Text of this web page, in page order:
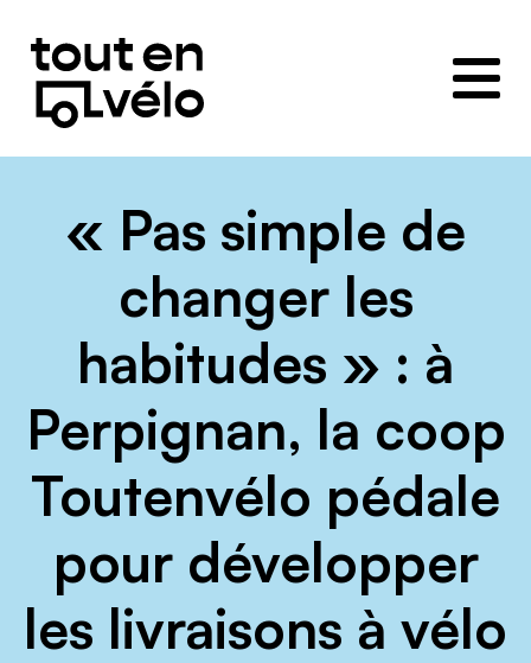
Toutenvélo
–
Coopératives
cyclologistique
« Pas simple de
changer les
habitudes » : à
Perpignan, la coop
Toutenvélo pédale
pour développer
les livraisons à vélo